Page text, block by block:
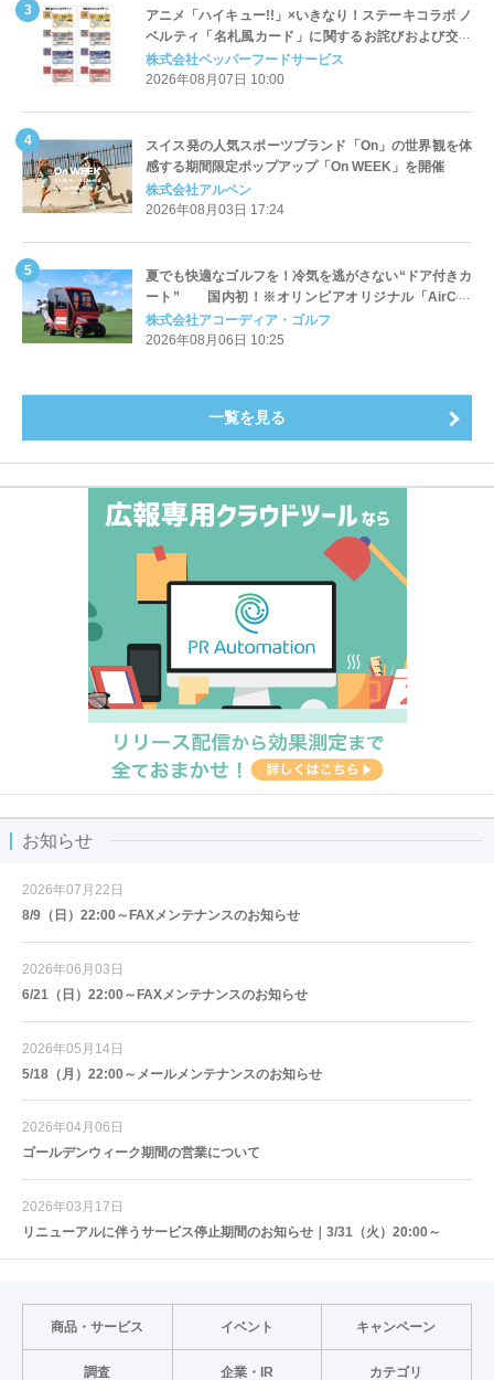
アニメ「ハイキュー!!」×いきなり！ステーキコラボ ノ
ベルティ「名札風カード」に関するお詫びおよび交換
対応についてのご案内
株式会社ペッパーフードサービス
2026年08月07日 10:00
スイス発の人気スポーツブランド「On」の世界観を体
感する期間限定ポップアップ「On WEEK」を開催
株式会社アルペン
2026年08月03日 17:24
夏でも快適なゴルフを！冷気を逃がさない“ドア付きカ
ート” 国内初！※オリンピアオリジナル「AirCon
Cart（エアコンカート）」導入 | アコーディア・ゴ
ルフ
株式会社アコーディア・ゴルフ
2026年08月06日 10:25
一覧を見る
お知らせ
2026年07月22日
8/9（日）22:00～FAXメンテナンスのお知らせ
2026年06月03日
6/21（日）22:00～FAXメンテナンスのお知らせ
2026年05月14日
5/18（月）22:00～メールメンテナンスのお知らせ
2026年04月06日
ゴールデンウィーク期間の営業について
2026年03月17日
リニューアルに伴うサービス停止期間のお知らせ｜3/31（火）20:00～
商品・サービス イベント キャンペーン
調査 企業・IR カテゴリ